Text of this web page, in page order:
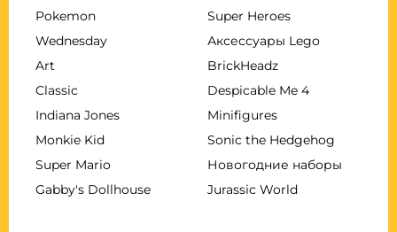
Pokemon
Super Heroes
Wednesday
Аксессуары Lego
Art
BrickHeadz
Classic
Despicable Me 4
Indiana Jones
Minifigures
Monkie Kid
Sonic the Hedgehog
Super Mario
Новогодние наборы
Gabby's Dollhouse
Jurassic World